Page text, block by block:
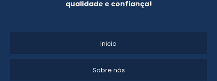
qualidade e confiança!
Inicio
Sobre nós